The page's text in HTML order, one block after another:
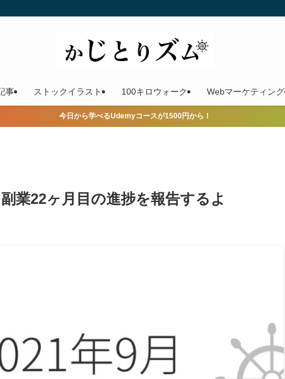
事 ストックイラスト 100キロウォーク Webマーケティング
今日から学べるUdemyコースが1500円から！
業22ヶ月目の進捗を報告するよ